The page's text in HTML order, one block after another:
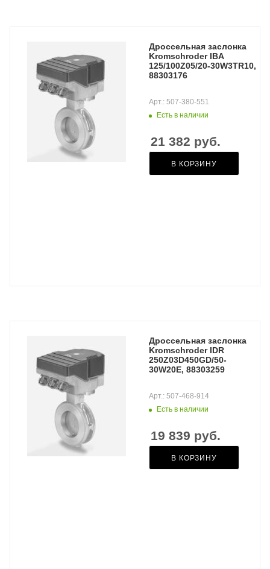
Дроссельная заслонка
Kromschroder IBA
125/100Z05/20-30W3TR10,
88303176
Есть в наличии
Арт.: 507-380-551
21 382 руб.
В КОРЗИНУ
Дроссельная заслонка
Kromschroder IDR
250Z03D450GD/50-
30W20E, 88303259
Есть в наличии
Арт.: 507-468-914
19 839 руб.
В КОРЗИНУ